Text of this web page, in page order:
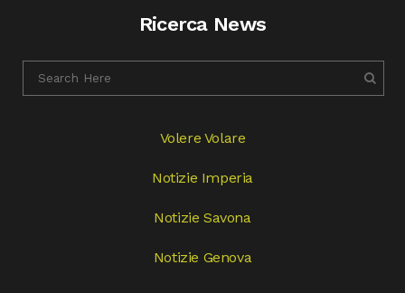
Ricerca News
Volere Volare
Notizie Imperia
Notizie Savona
Notizie Genova